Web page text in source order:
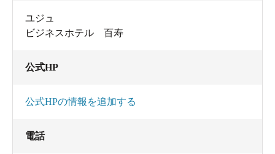
ユジュ
ビジネスホテル 百寿
公式HP
公式HPの情報を追加する
電話